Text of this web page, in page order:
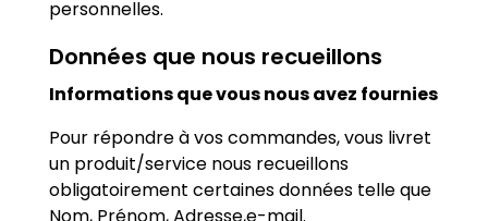
personnelles.
Données que nous recueillons
Informations que vous nous avez fournies
Pour répondre à vos commandes, vous livret
un produit/service nous recueillons
obligatoirement certaines données telle que